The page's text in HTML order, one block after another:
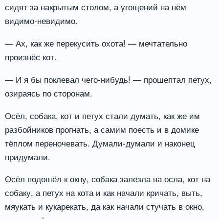
сидят за накрытым столом, а угощений на нём
видимо-невидимо.
— Ах, как же перекусить охота! — мечтательно
произнёс кот.
— И я бы поклевал чего-нибудь! — прошептал петух,
озираясь по сторонам.
Осёл, собака, кот и петух стали думать, как же им
разбойников прогнать, а самим поесть и в домике
тёплом переночевать. Думали-думали и наконец
придумали.
Осёл подошёл к окну, собака залезла на осла, кот на
собаку, а петух на кота и как начали кричать, выть,
мяукать и кукарекать, да как начали стучать в окно,